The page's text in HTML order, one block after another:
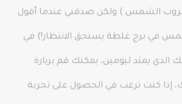
الشمس.) ولكن صدقني عندما أقول
في برج غلطة يستحق الانتظار!) في
الذي يمتد ليومين، يمكنك قم بزيارة
إذا كنت ترغب في الحصول على تجربة